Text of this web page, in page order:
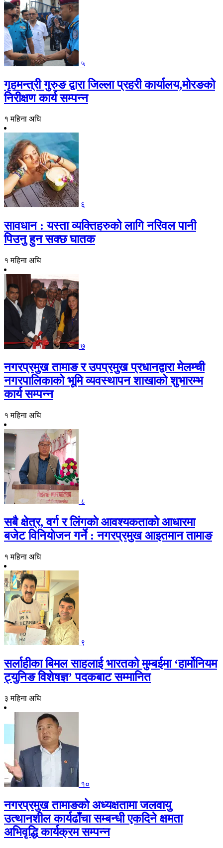
५
गृहमन्त्री गुरुङ द्वारा जिल्ला प्रहरी कार्यालय,मोरङको
निरीक्षण कार्य सम्पन्न
१ महिना अघि
६
सावधान : यस्ता व्यक्तिहरुको लागि नरिवल पानी
पिउनु हुन सक्छ घातक
१ महिना अघि
७
नगरप्रमुख तामाङ र उपप्रमुख प्रधानद्वारा मेलम्ची
नगरपालिकाको भूमि व्यवस्थापन शाखाको शुभारम्भ
कार्य सम्पन्न
१ महिना अघि
८
सबै क्षेत्र, वर्ग र लिंगकाे आवश्यकताकाे आधारमा
बजेट विनियाेजन गर्ने : नगरप्रमुख आइतमान तामाङ
१ महिना अघि
९
सर्लाहीका बिमल साहलाई भारतको मुम्बईमा ‘हार्मोनियम
ट्युनिङ विशेषज्ञ’ पदकबाट सम्मानित
३ महिना अघि
१०
नगरप्रमुख तामाङको अध्यक्षतामा जलवायु
उत्थानशील कार्यढाँचा सम्बन्धी एकदिने क्षमता
अभिवृद्धि कार्यक्रम सम्पन्न